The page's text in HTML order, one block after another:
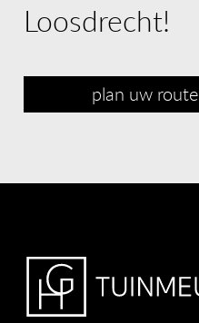
Loosdrecht!
plan uw route